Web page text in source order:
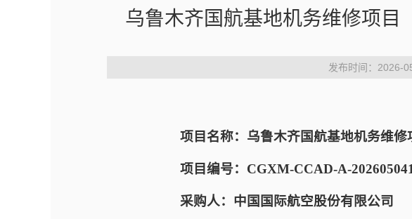
乌鲁木齐国航基地机务维修项目
发布时间：2026-
项目名称：乌鲁木齐国航基地机务维
项目编号：CGXM-CCAD-A-202605041
采购人：中国国际航空股份有限公司